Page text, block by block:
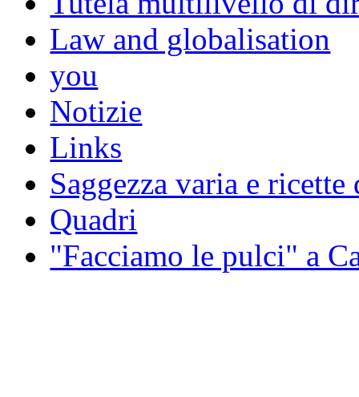
Law and globalisation
you
Notizie
Links
Saggezza varia e
Quadri
"Facciamo le pulci" a